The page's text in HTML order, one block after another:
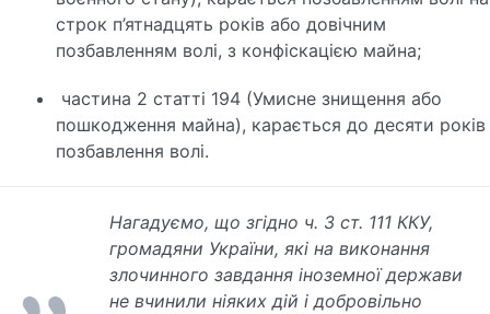
строк п’ятнадцять років або довічним
позбавленням волі, з конфіскацією майна;
частина 2 статті 194 (Умисне знищення або
пошкодження майна), карається до десяти років
позбавлення волі.
Нагадуємо, що згідно ч. 3 ст. 111 ККУ,
громадяни України, які на виконання
злочинного завдання іноземної держави
не вчинили ніяких дій і добровільно